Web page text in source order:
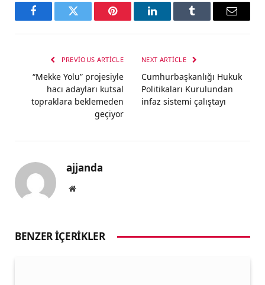
FacebookTwitter Pinterest LinkedInTumblr Email
PREVIOUS ARTICLE
“Mekke Yolu” projesiyle
hacı adayları kutsal
topraklara beklemeden
geçiyor
NEXT ARTICLE
Cumhurbaşkanlığı Hukuk
Politikaları Kurulundan
infaz sistemi çalıştayı
ajjanda
Website
BENZER İÇERIKLER